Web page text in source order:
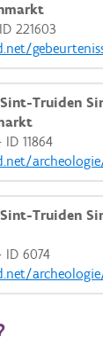
221603
Truiden
11864
Truiden
ID 6074